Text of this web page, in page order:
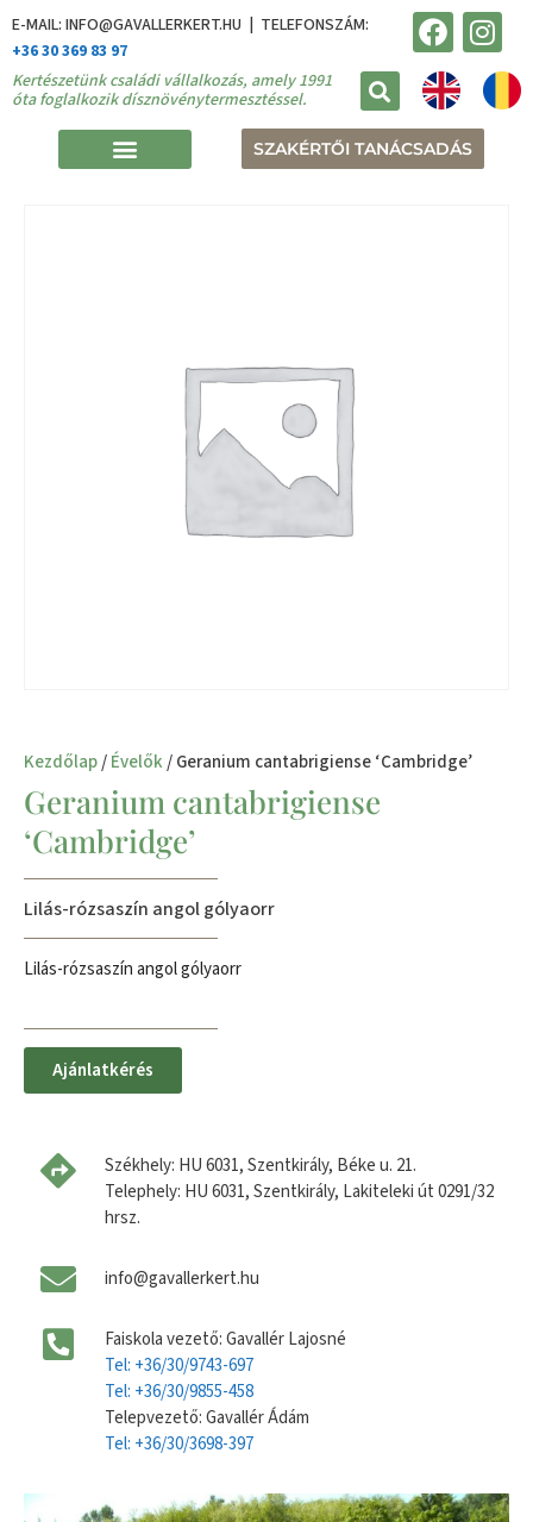
E-MAIL: INFO@GAVALLERKERT.HU | TELEFONSZÁM:
+36 30 369 83 97
Kertészetünk családi vállalkozás, amely 1991
óta foglalkozik dísznövénytermesztéssel.
SZAKÉRTŐI TANÁCSADÁS
Kezdőlap/Évelők/ Geranium cantabrigiense ‘Cambridge’
Geranium cantabrigiense
‘Cambridge’
Lilás-rózsaszín angol gólyaorr
Lilás-rózsaszín angol gólyaorr
Ajánlatkérés
Székhely: HU 6031, Szentkirály, Béke u. 21.
Telephely: HU 6031, Szentkirály, Lakiteleki út 0291/32
hrsz.
info@gavallerkert.hu
Faiskola vezető: Gavallér Lajosné
Tel: +36/30/9743-697
Tel: +36/30/9855-458
Telepvezető: Gavallér Ádám
Tel: +36/30/3698-397